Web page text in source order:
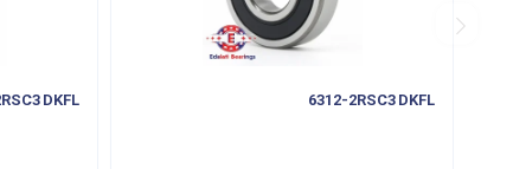
6312-2RSC3 DKFL
6804-2RSC3 DKFL